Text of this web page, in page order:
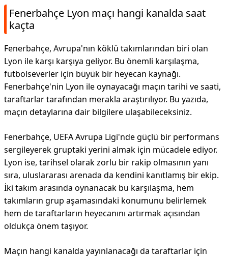
Fenerbahçe Lyon maçı hangi kanalda saat
kaçta
Fenerbahçe, Avrupa'nın köklü takımlarından biri olan
Lyon ile karşı karşıya geliyor. Bu önemli karşılaşma,
futbolseverler için büyük bir heyecan kaynağı.
Fenerbahçe'nin Lyon ile oynayacağı maçın tarihi ve saati,
taraftarlar tarafından merakla araştırılıyor. Bu yazıda,
maçın detaylarına dair bilgilere ulaşabileceksiniz.
Fenerbahçe, UEFA Avrupa Ligi'nde güçlü bir performans
sergileyerek gruptaki yerini almak için mücadele ediyor.
Lyon ise, tarihsel olarak zorlu bir rakip olmasının yanı
sıra, uluslararası arenada da kendini kanıtlamış bir ekip.
İki takım arasında oynanacak bu karşılaşma, hem
takımların grup aşamasındaki konumunu belirlemek
hem de taraftarların heyecanını artırmak açısından
oldukça önem taşıyor.
Maçın hangi kanalda yayınlanacağı da taraftarlar için